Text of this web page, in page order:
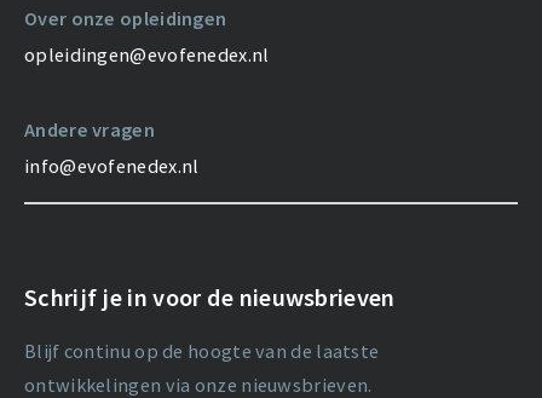
Over onze opleidingen
opleidingen@evofenedex.nl
Andere vragen
info@evofenedex.nl
Schrijf je in voor de nieuwsbrieven
Blijf continu op de hoogte van de laatste
ontwikkelingen via onze nieuwsbrieven.